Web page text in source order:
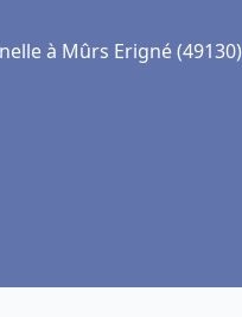
à Mûrs Erigné (49130)